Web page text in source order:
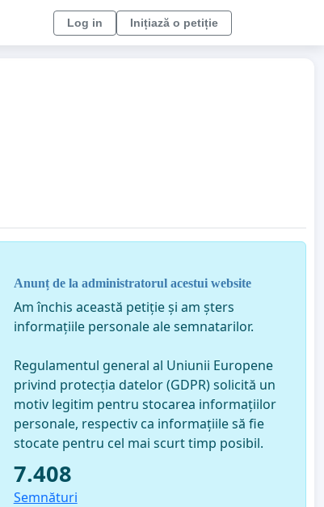
Log in Inițiază o petiție
Anunț de la administratorul acestui website
Am închis această petiție și am șters
informațiile personale ale semnatarilor.
Regulamentul general al Uniunii Europene
privind protecția datelor (GDPR) solicită un
motiv legitim pentru stocarea informațiilor
personale, respectiv ca informațiile să fie
stocate pentru cel mai scurt timp posibil.
7.408
Semnături